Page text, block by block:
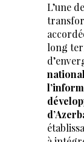
L’une
long